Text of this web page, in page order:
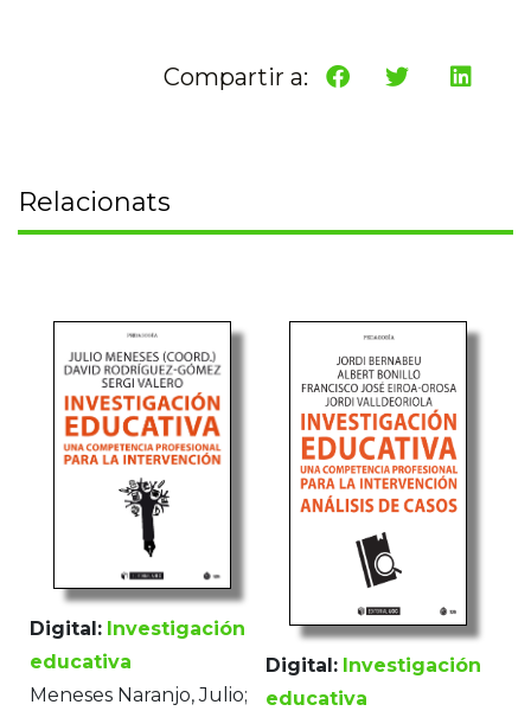
Compartir a:
Relacionats
Digital: Investigación
educativa
Meneses Naranjo, Julio;
Digital: Investigación
educativa